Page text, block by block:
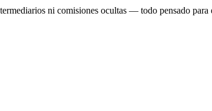
ni comisiones ocultas — todo pensado para